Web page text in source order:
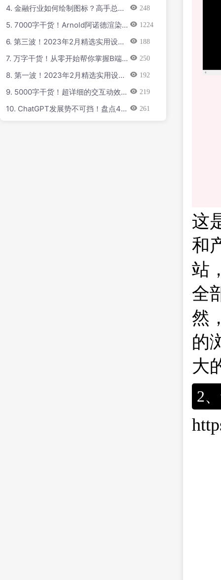
4. 金融行业如何绘制图标？高手总结
248
5. 7000字干货！Arnold阿诺德渲染器
1224
6. 第三波！2023年2月精选实用设计
188
7. 万字干货！从零开始帮你掌握B端色
250
8. 第一波！2023年2月精选实用设计
192
9. 5000字干货！超详细的交互动效设
219
10. ChatGPT发展势不可挡！盘点4个
261
这
和
站
全
然
的
大
2